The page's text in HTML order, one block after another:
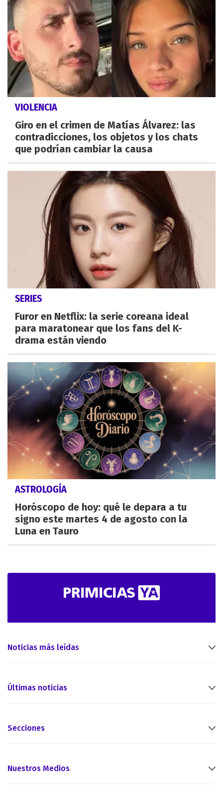
VIOLENCIA
Giro en el crimen de Matías Álvarez: las
contradicciones, los objetos y los chats
que podrían cambiar la causa
SERIES
Furor en Netflix: la serie coreana ideal
para maratonear que los fans del K-
drama están viendo
ASTROLOGÍA
Horóscopo de hoy: qué le depara a tu
signo este martes 4 de agosto con la
Luna en Tauro
Noticias más leídas
Últimas noticias
Secciones
Nuestros Medios